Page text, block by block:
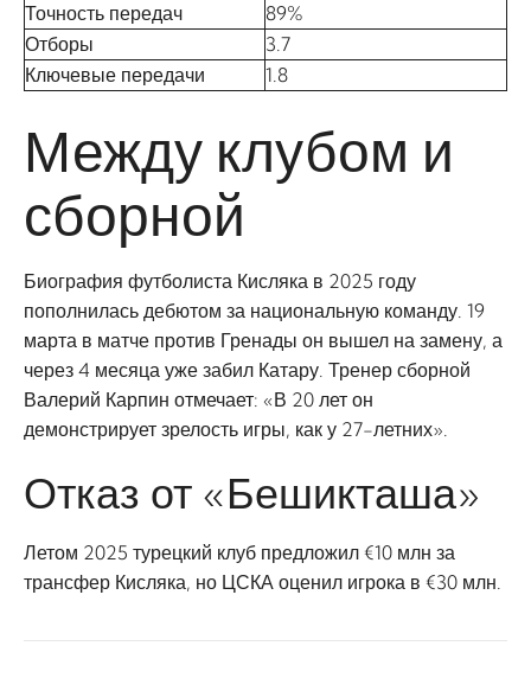
Точность передач
89%
Отборы
3.7
Ключевые передачи
1.8
Между клубом и
сборной
Биография футболиста Кисляка в 2025 году
пополнилась дебютом за национальную команду. 19
марта в матче против Гренады он вышел на замену, а
через 4 месяца уже забил Катару. Тренер сборной
Валерий Карпин отмечает: «В 20 лет он
демонстрирует зрелость игры, как у 27-летних».
Отказ от «Бешикташа»
Летом 2025 турецкий клуб предложил €10 млн за
трансфер Кисляка, но ЦСКА оценил игрока в €30 млн.